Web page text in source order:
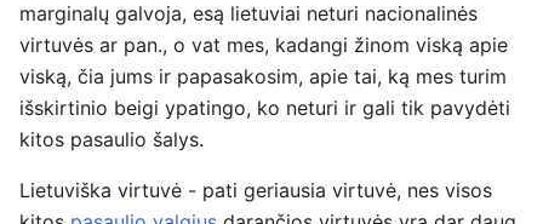
marginalų galvoja, esą lietuviai neturi nacionalinės
virtuvės ar pan., o vat mes, kadangi žinom viską apie
viską, čia jums ir papasakosim, apie tai, ką mes turim
išskirtinio beigi ypatingo, ko neturi ir gali tik pavydėti
kitos pasaulio šalys.
Lietuviška virtuvė - pati geriausia virtuvė, nes visos